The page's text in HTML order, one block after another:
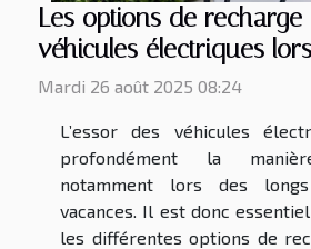
Les options de
véhicules électriques
Mardi 26 août 2025 08:24
L’essor des véhicules
profondément la
notamment lors des
vacances. Il est donc
les différentes options de